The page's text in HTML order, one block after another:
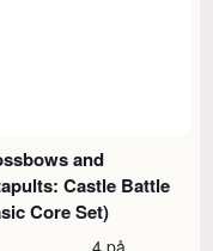
and
Castle Battle
Core Set)
4 på